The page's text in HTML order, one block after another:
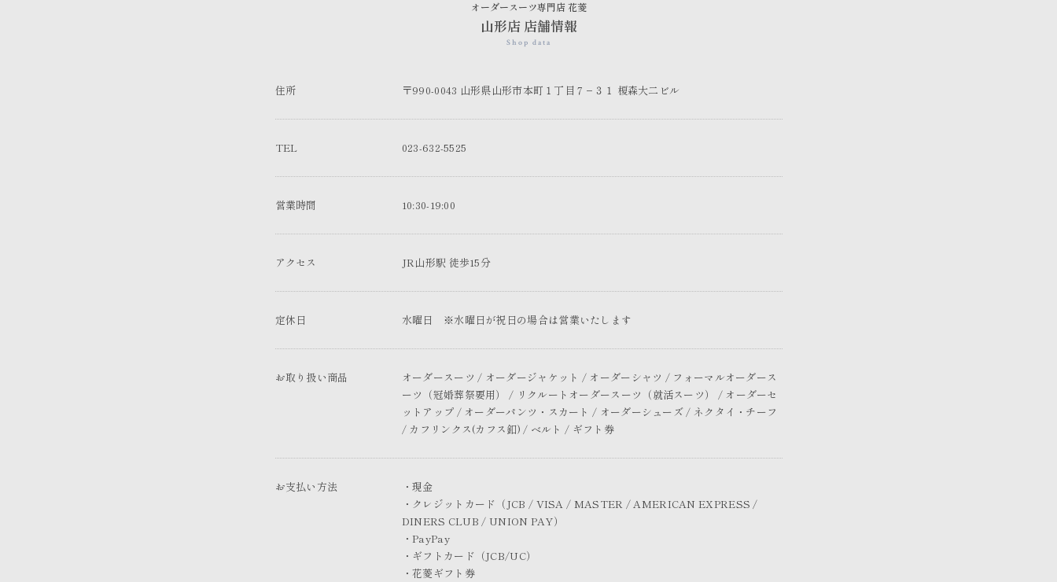
オーダースーツ専門店 花菱
山形店 店舗情報
Shop data
住所 〒990-0043 山形県山形市本町１丁目７−３１ 榎森大二ビル
TEL 023-632-5525
営業時間 10:30-19:00
アクセス JR山形駅 徒歩15分
定休日 水曜日 ※水曜日が祝日の場合は営業いたします
お取り扱い商品
オーダースーツ / オーダージャケット / オーダーシャツ / フォーマルオーダース
ーツ（冠婚葬祭要用） / リクルートオーダースーツ（就活スーツ） / オーダーセ
ットアップ / オーダーパンツ・スカート / オーダーシューズ / ネクタイ・チーフ
/ カフリンクス(カフス釦) / ベルト / ギフト券
お支払い方法
・現金
・クレジットカード（JCB / VISA / MASTER / AMERICAN EXPRESS /
DINERS CLUB / UNION PAY）
・PayPay
・ギフトカード（JCB/UC）
・花菱ギフト券